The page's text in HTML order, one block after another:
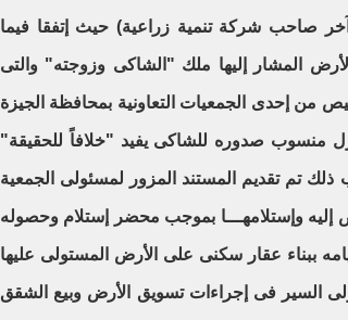
صاحب شركة تنمية زراعية) حيث إتفقا فيما
المشار إليها ملك "الشاكى وزوجته" والتى
من إحدى الجمعيات التعاونية بمحافظة الجيزة
منسوب صدوره للشاكى يفيد "خلافاً للحقيقة"
تم تقديم المستند المزور لمسئولى الجمعية
إليه وإستلامهـــا بموجب محضر إستلام وحصوله
ببناء عقار سكنى على الأرض المستولى عليها
السير فى إجراءات تسويق الأرض وبيع الشقق